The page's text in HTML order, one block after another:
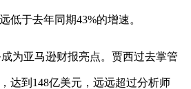
低于去年同期43%的增速。
为亚马逊财报亮点。贾西过去掌管
达到148亿美元，远远超过分析师